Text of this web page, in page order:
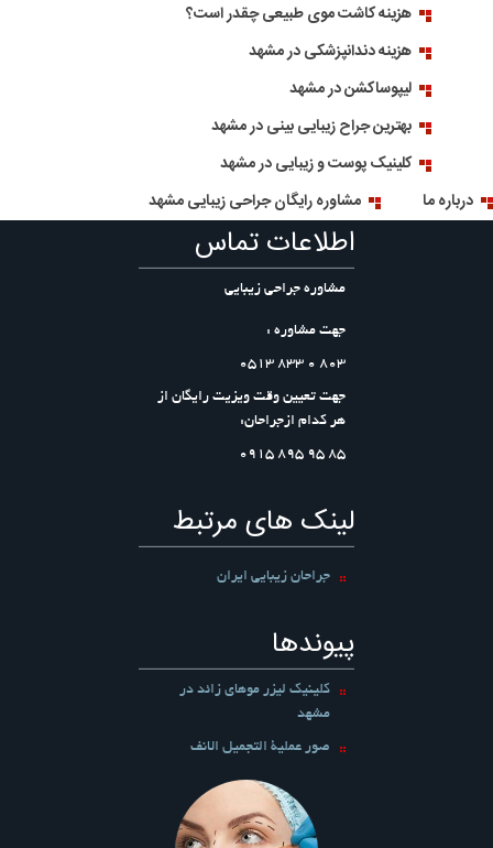
هزینه کاشت موی طبیعی چقدر است؟
هزینه دندانپزشکی در مشهد
لیپوساکشن در مشهد
بهترین جراح زیبایی بینی در مشهد
کلینیک پوست و زیبایی در مشهد
درباره ما
مشاوره رایگان جراحی زیبایی مشهد
اطلاعات تماس
مشاوره جراحی زیبایی
جهت مشاوره :
803 0 833 0513
جهت تعیین وقت ویزیت رایگان از
هر کدام ازجراحان:
۸۵ ۹۵ ۸۹۵ ۰۹۱۵
لینک های مرتبط
جراحان زیبایی ایران
پیوندها
کلینیک لیزر موهای زائد در
مشهد
صور عملیة التجمیل الانف